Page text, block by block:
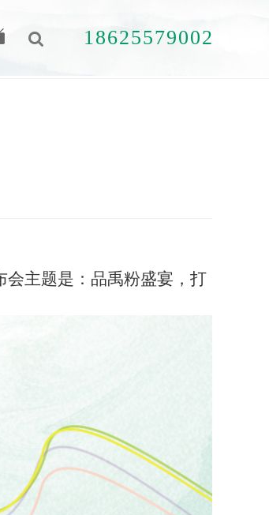
18625579002
主题是：品禹粉盛宴，打